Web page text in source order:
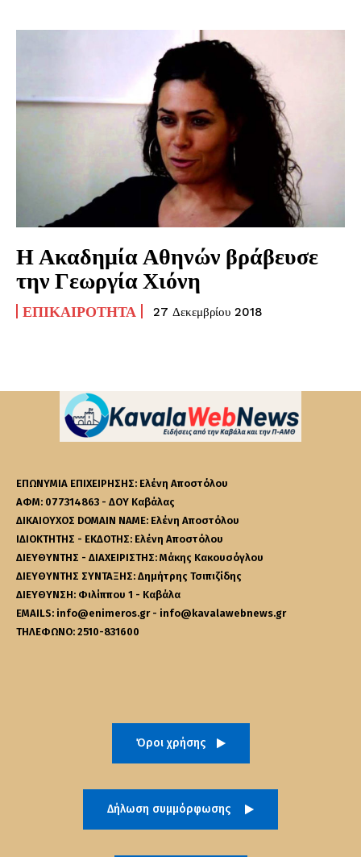
Η Ακαδημία Αθηνών βράβευσε
την Γεωργία Χιόνη
ΕΠΙΚΑΙΡΌΤΗΤΑ 27 Δεκεμβρίου 2018
ΕΠΩΝΥΜΙΑ ΕΠΙΧΕΙΡΗΣΗΣ: Ελένη Αποστόλου
ΑΦΜ: 077314863 - ΔΟΥ Καβάλας
ΔΙΚΑΙΟΥΧΟΣ DOMAIN NAME: Ελένη Αποστόλου
ΙΔΙΟΚΤΗΤΗΣ - ΕΚΔΟΤΗΣ: Ελένη Αποστόλου
ΔΙΕΥΘΥΝΤΗΣ - ΔΙΑΧΕΙΡΙΣΤΗΣ: Μάκης Κακουσόγλου
ΔΙΕΥΘΥΝΤΗΣ ΣΥΝΤΑΞΗΣ: Δημήτρης Τσιπιζίδης
ΔΙΕΥΘΥΝΣΗ: Φιλίππου 1 - Καβάλα
EMAILS: info@enimeros.gr - info@kavalawebnews.gr
ΤΗΛΕΦΩΝΟ: 2510-831600
Όροι χρήσης
Δήλωση συμμόρφωσης